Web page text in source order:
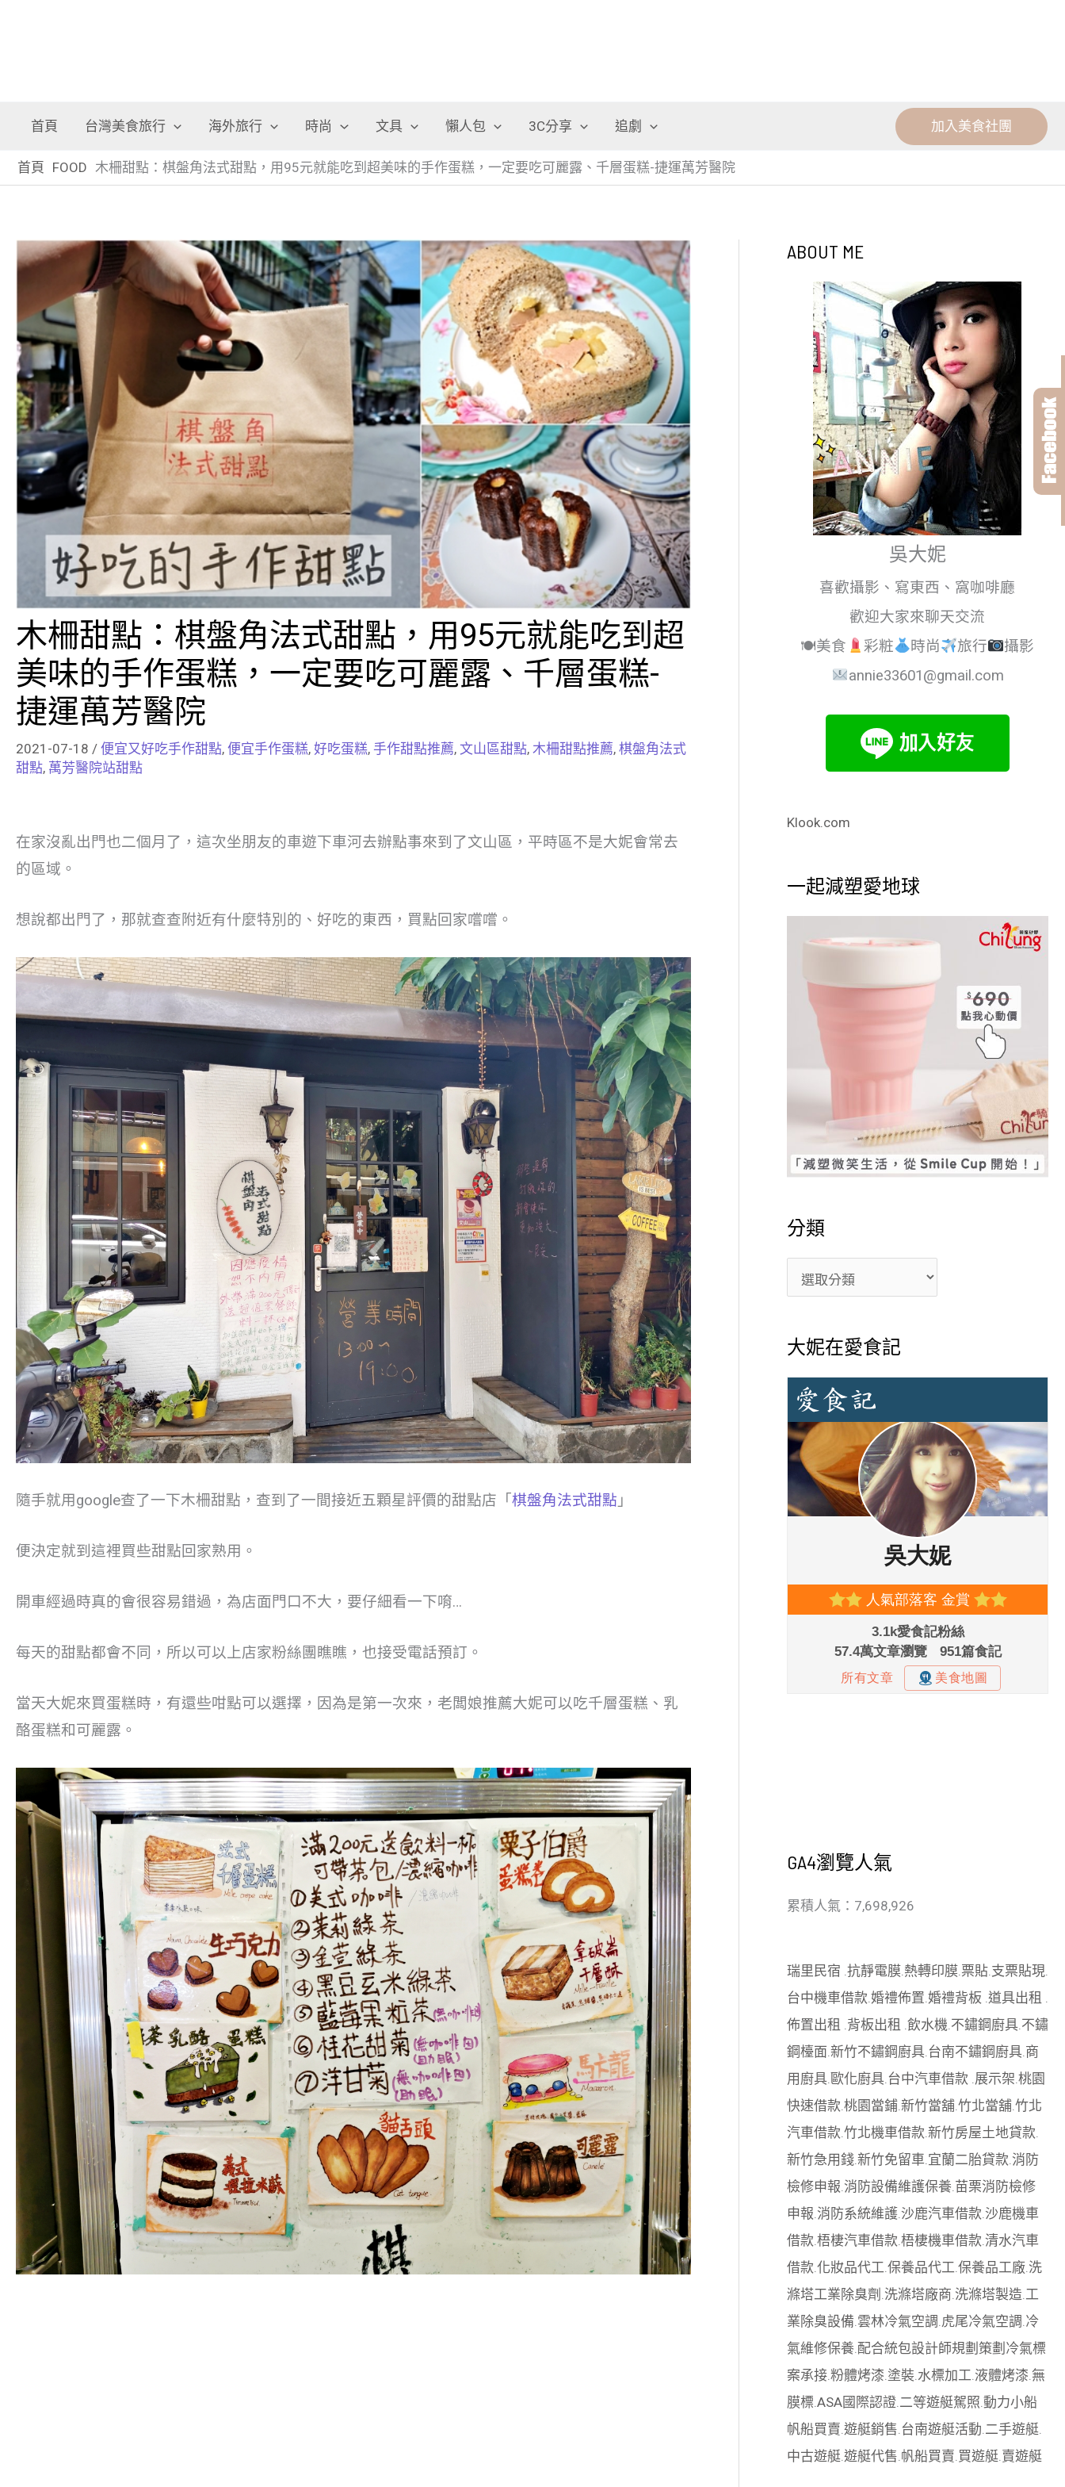
首頁 台灣美食旅行 海外旅行 時尚 文具 懶人包 3C分享 追劇 加入美食社團
首頁 FOOD 木柵甜點：棋盤角法式甜點，用95元就能吃到超美味的手作蛋糕，一定要吃可麗露、千層蛋糕-捷運萬芳醫院
木柵甜點：棋盤角法式甜點，用95元就能吃到超
美味的手作蛋糕，一定要吃可麗露、千層蛋糕-
捷運萬芳醫院
2021-07-18 / 便宜又好吃手作甜點, 便宜手作蛋糕, 好吃蛋糕, 手作甜點推薦, 文山區甜點, 木柵甜點推薦, 棋盤角法式
甜點, 萬芳醫院站甜點
在家沒亂出門也二個月了，這次坐朋友的車遊下車河去辦點事來到了文山區，平時區不是大妮會常去
的區域。
想說都出門了，那就查查附近有什麼特別的、好吃的東西，買點回家嚐嚐。
隨手就用google查了一下木柵甜點，查到了一間接近五顆星評價的甜點店「 棋盤角法式甜點 」
便決定就到這裡買些甜點回家熟用。
開車經過時真的會很容易錯過，為店面門口不大，要仔細看一下唷…
每天的甜點都會不同，所以可以上店家粉絲團瞧瞧，也接受電話預訂。
當天大妮來買蛋糕時，有還些咁點可以選擇，因為是第一次來，老闆娘推薦大妮可以吃千層蛋糕、乳
酪蛋糕和可麗露。
ABOUT ME
吳大妮
喜歡攝影、寫東西、窩咖啡廳
歡迎大家來聊天交流
🍽美食
彩粧 時尚 旅行
攝影
annie33601@gmail.com
Klook.com
一起減塑愛地球
分類
大妮在愛食記
GA4瀏覽人氣
累積人氣：7,698,926
瑞里民宿 抗靜電膜. 熱轉印膜. 票貼. 支票貼現
台中機車借款 婚禮佈置 婚禮背板 道具出租
佈置出租 背板出租 飲水機 不鏽鋼廚具. 不鏽
鋼檯面 新竹不鏽鋼廚具. 台南不鏽鋼廚具. 商
用廚具. 歐化廚具. 台中汽車借款 展示架 桃園
快速借款 桃園當鋪. 新竹當舖. 竹北當舖. 竹北
汽車借款 竹北機車借款 新竹房屋土地貸款
新竹急用錢. 新竹免留車. 宜蘭二胎貸款 消防
檢修申報 消防設備維護保養 苗栗消防檢修
申報 消防系統維護. 沙鹿汽車借款 沙鹿機車
借款 梧棲汽車借款 梧棲機車借款 清水汽車
借款 化妝品代工 保養品代工 保養品工廠. 洗
滌塔工業除臭劑 洗滌塔廠商 洗滌塔製造 工
業除臭設備 雲林冷氣空調 虎尾冷氣空調 冷
氣維修保養 配合統包設計師規劃策劃 冷氣標
案承接. 粉體烤漆 塗裝 水標加工 液體烤漆 無
膜標 ASA國際認證. 二等遊艇駕照 動力小船
帆船買賣 遊艇銷售 台南遊艇活動 二手遊艇.
中古遊艇. 遊艇代售 帆船買賣 買遊艇. 賣遊艇